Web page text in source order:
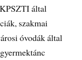
által
szakmai
óvodák által